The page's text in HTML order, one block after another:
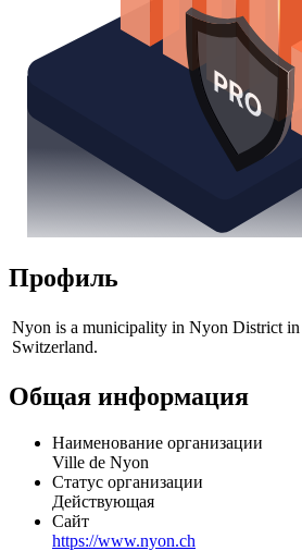
Профиль
Nyon is a municipality in Nyon District in
Switzerland.
Общая информация
Наименование организации
Ville de Nyon
Статус организации
Действующая
Сайт
https://www.nyon.ch